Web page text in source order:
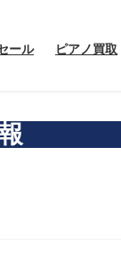
ール ピアノ買取